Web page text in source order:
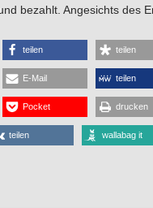
bezahlt. Angesichts des
teilen teilen
E-Mail teilen
Pocket drucken
teilen wallabag it